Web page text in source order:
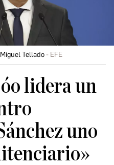
Tellado EFE
lidera un
uno